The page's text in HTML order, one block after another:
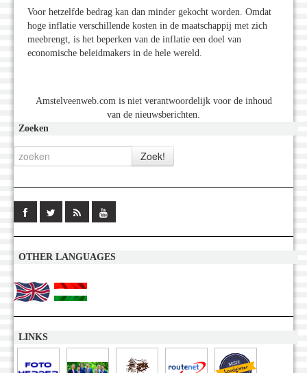
Voor hetzelfde bedrag kan dan minder gekocht worden. Omdat
hoge inflatie verschillende kosten in de maatschappij met zich
meebrengt, is het beperken van de inflatie een doel van
economische beleidmakers in de hele wereld.
Amstelveenweb.com is niet verantwoordelijk voor de inhoud
van de nieuwsberichten.
Zoeken
OTHER LANGUAGES
LINKS